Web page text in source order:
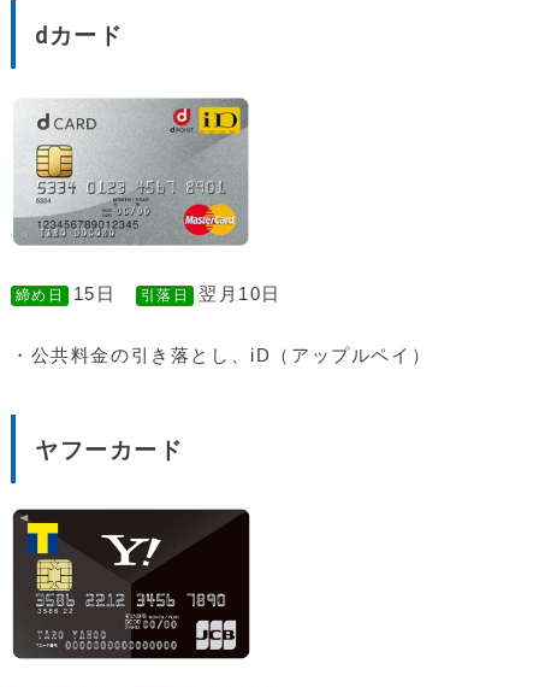
dカード
締め日 15日 引落日 翌月10日
・公共料金の引き落とし、iD（アップルペイ）
ヤフーカード